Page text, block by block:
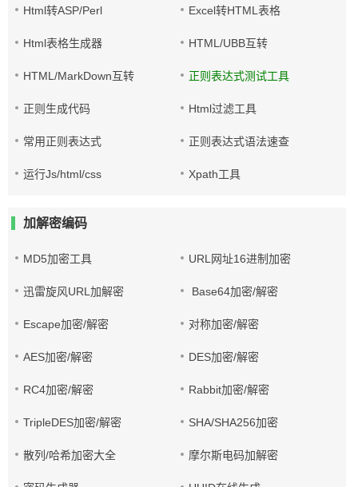
Html转ASP/Perl Excel转HTML表格
Html表格生成器 HTML/UBB互转
HTML/MarkDown互转 正则表达式测试工具
正则生成代码 Html过滤工具
常用正则表达式 正则表达式语法速查
运行Js/html/css Xpath工具
加解密编码
MD5加密工具 URL网址16进制加密
迅雷旋风URL加解密 Base64加密/解密
Escape加密/解密 对称加密/解密
AES加密/解密 DES加密/解密
RC4加密/解密 Rabbit加密/解密
TripleDES加密/解密 SHA/SHA256加密
散列/哈希加密大全 摩尔斯电码加解密